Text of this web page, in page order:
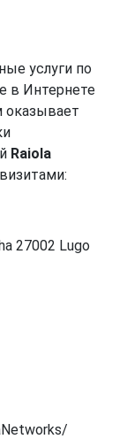
услуги по
в Интернете
оказывает
Raiola
27002 Lugo